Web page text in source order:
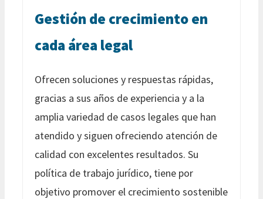
Gestión de crecimiento en
cada área legal
Ofrecen soluciones y respuestas rápidas,
gracias a sus años de experiencia y a la
amplia variedad de casos legales que han
atendido y siguen ofreciendo atención de
calidad con excelentes resultados. Su
política de trabajo jurídico, tiene por
objetivo promover el crecimiento sostenible